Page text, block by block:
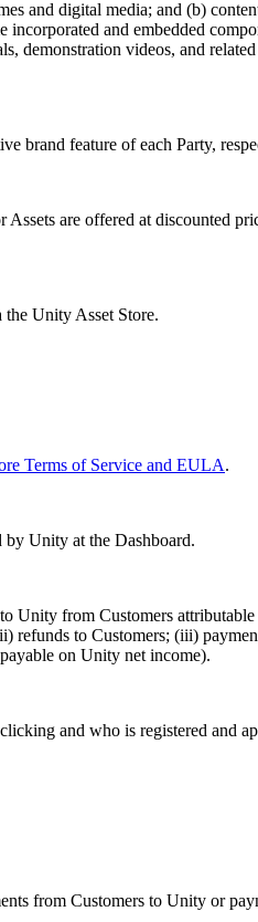
and digital media; and (b)
and embedded
demonstration videos, and
brand feature of each Party,
are offered at discounted
Unity Asset Store.
Terms of Service and EULA.
by Unity at the Dashboard.
from Customers
refunds to Customers; (iii)
on Unity net income).
and who is registered and
from Customers to Unity or